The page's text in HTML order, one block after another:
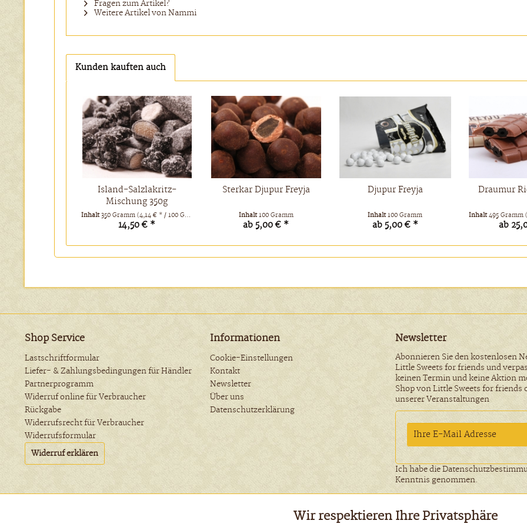
Fragen zum Artikel?
Weitere Artikel von Nammi
Kunden kauften auch
Island-Salzlakritz-
Mischung 350g
Inhalt350 Gramm(4,14 € * / 100 Gramm)
14,50 € *
Sterkar Djupur Freyja
Inhalt100 Gramm
ab 5,00 € *
Djupur Freyja
Inhalt100 Gramm
ab 5,00 € *
Draumur
Inhalt495 Gramm
ab
Shop Service
Lastschriftformular
Liefer- & Zahlungsbedingungen für Händler
Partnerprogramm
Widerruf online für Verbraucher
Rückgabe
Widerrufsrecht für Verbraucher
Widerrufsformular
Widerruf erklären
Informationen
Cookie-Einstellungen
Kontakt
Newsletter
Über uns
Datenschutzerklärung
Newsletter
Abonnieren Sie den kostenlosen
Little Sweets for friends und
keinen Termin und keine Aktion
Shop von Little Sweets for friends
unserer Veranstaltungen
Ich habe die
Kenntnis genommen.
* Alle Preise inkl. gesetzl. Mehrwertsteuer zzgl. und ggf. Nachnahmegebühren,
Wir respektieren Ihre Privatsphäre